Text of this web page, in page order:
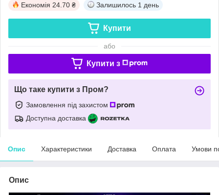
Економія 24.70 ₴ Залишилось 1 день
Купити
або
Купити з
Що таке купити з Пром?
Замовлення під захистом
Доступна доставка
Опис Характеристики Доставка Оплата Умови
Опис